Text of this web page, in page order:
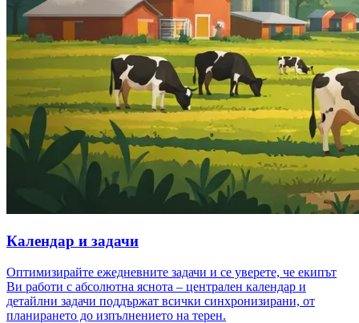
Календар и задачи
Оптимизирайте ежедневните задачи и се уверете, че екипът
Ви работи с абсолютна яснота – централен календар и
детайлни задачи поддържат всички синхронизирани, от
планирането до изпълнението на терен.